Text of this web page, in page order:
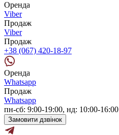
Оренда
Viber
Продаж
Viber
Продаж
+38 (067) 420-18-97
Оренда
Whatsapp
Продаж
Whatsapp
пн-сб: 9:00-19:00, нд: 10:00-16:00
Замовити дзвінок